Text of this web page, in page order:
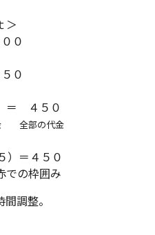
＞
０
０
４５０
全部の代金
）＝４５０
での枠囲み
調整。